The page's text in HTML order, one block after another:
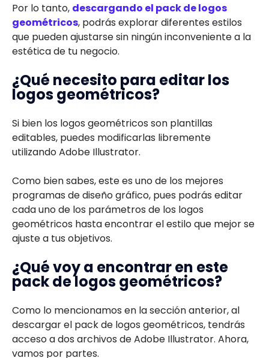
Por lo tanto, descargando el pack de logos
geométricos, podrás explorar diferentes estilos
que pueden ajustarse sin ningún inconveniente a la
estética de tu negocio.
¿Qué necesito para editar los
logos geométricos?
Si bien los logos geométricos son plantillas
editables, puedes modificarlas libremente
utilizando Adobe Illustrator.
Como bien sabes, este es uno de los mejores
programas de diseño gráfico, pues podrás editar
cada uno de los parámetros de los logos
geométricos hasta encontrar el estilo que mejor se
ajuste a tus objetivos.
¿Qué voy a encontrar en este
pack de logos geométricos?
Como lo mencionamos en la sección anterior, al
descargar el pack de logos geométricos, tendrás
acceso a dos archivos de Adobe Illustrator. Ahora,
vamos por partes.